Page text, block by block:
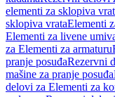
elementi za sklopiva
sklopiva vrataElementi
Elementi za livene
za Elementi za armaturu
pranje posuđaRezervni
mašine za pranje posuđa
delovi za Elementi za